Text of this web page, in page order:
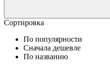
Сортировка
По популярности
Сначала дешевле
По названию